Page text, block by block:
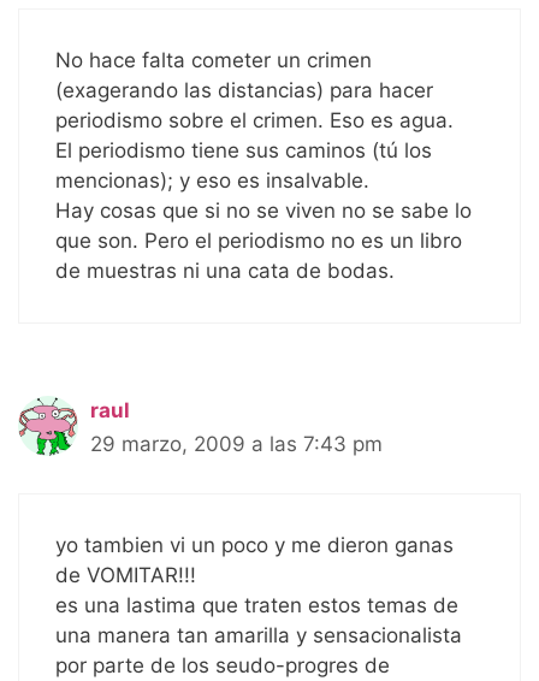
No hace falta cometer un crimen
(exagerando las distancias) para hacer
periodismo sobre el crimen. Eso es agua.
El periodismo tiene sus caminos (tú los
mencionas); y eso es insalvable.
Hay cosas que si no se viven no se sabe lo
que son. Pero el periodismo no es un libro
de muestras ni una cata de bodas.
raul
29 marzo, 2009 a las 7:43 pm
yo tambien vi un poco y me dieron ganas
de VOMITAR!!!
es una lastima que traten estos temas de
una manera tan amarilla y sensacionalista
por parte de los seudo-progres de